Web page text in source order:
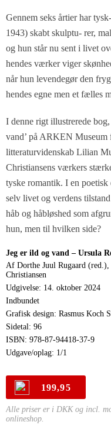
Gennem seks årtier har
1943) skabt skulptu- rer,
og hun står nu sent i livet
hendes værker viger
når hun levendegør den
hendes egne men et fælles
I denne rigt illustrerede
vand’ på ARKEN Museum
litteraturvidenskab Lilian
Christiansens værkers
tyske romantik. I en
selv livet og verdens
håb og håbløshed som
hun, men til hvilken side?
Jeg er ild og vand – Ursula
Af Dorthe Juul Rugaard
Christiansen
Udgivelse: 14. oktober 2024
Indbundet
Grafisk design: Rasmus Koch
Sidetal: 96
ISBN: 978-87-94418-37-9
Udgave/oplag: 1/1
199,95
Alle priser er i DKK og incl.
onlineshop.